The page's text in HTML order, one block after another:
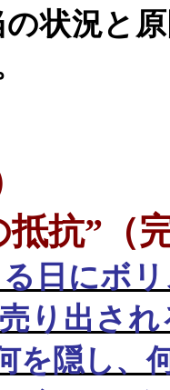
状況と
抗”（
日にボ
り出さ
を隠し、